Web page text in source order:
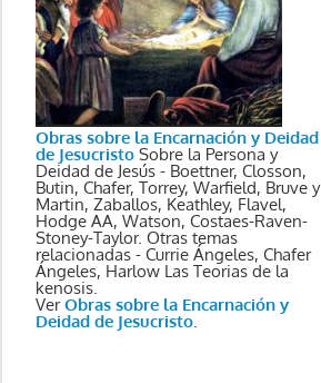
Obras sobre la Encarnación y Deidad
de Jesucristo Sobre la Persona y
Deidad de Jesús - Boettner, Closson,
Butin, Chafer, Torrey, Warfield, Bruve y
Martin, Zaballos, Keathley, Flavel,
Hodge AA, Watson, Costaes-Raven-
Stoney-Taylor. Otras temas
relacionadas - Currie Ángeles, Chafer
Ángeles, Harlow Las Teorias de la
kenosis.
VerObras sobre la Encarnación y
Deidad de Jesucristo